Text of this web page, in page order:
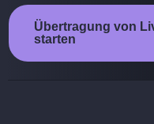
Übertragung von
starten